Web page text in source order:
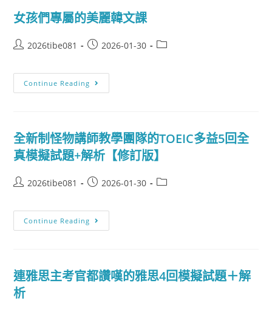
女孩們專屬的美麗韓文課
2026tibe081 2026-01-30
Continue Reading
全新制怪物講師教學團隊的TOEIC多益5回全
真模擬試題+解析【修訂版】
2026tibe081 2026-01-30
Continue Reading
連雅思主考官都讚嘆的雅思4回模擬試題＋解
析